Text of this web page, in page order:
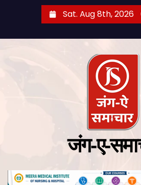
Sat. Aug 8th, 2026
जंग-ए-